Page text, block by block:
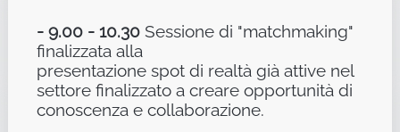
- 9.00 - 10.30Sessione di "matchmaking"
finalizzata alla
presentazione spot di realtà già attive nel
settore finalizzato a creare opportunità di
conoscenza e collaborazione.